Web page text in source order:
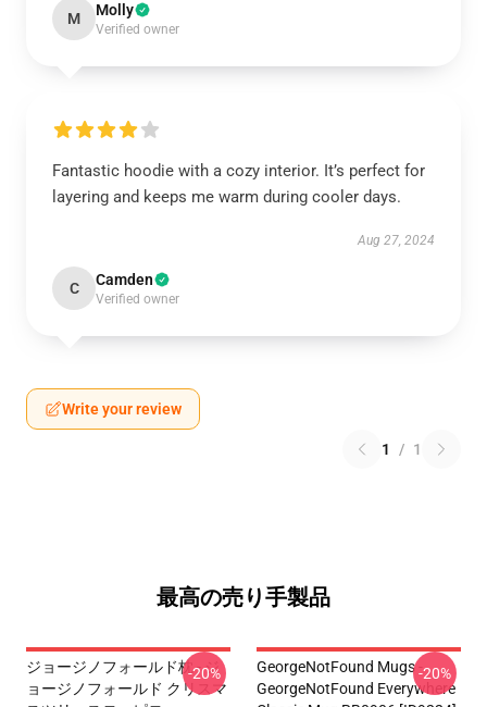
M Molly
Verified owner
Fantastic hoodie with a cozy interior. It’s perfect for
layering and keeps me warm during cooler days.
Aug 27, 2024
C Camden
Verified owner
Write your review
1 / 1
最高の売り手製品
ジョージノフォールド枕 - ジ
ョージノフォールド クリスマ
-20%
GeorgeNotFound Mugs -
GeorgeNotFound Everywhere
-20%